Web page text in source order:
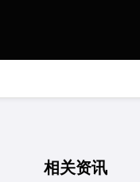
相关资讯